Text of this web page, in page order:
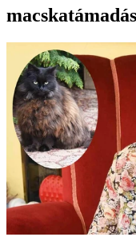
macskatámadás